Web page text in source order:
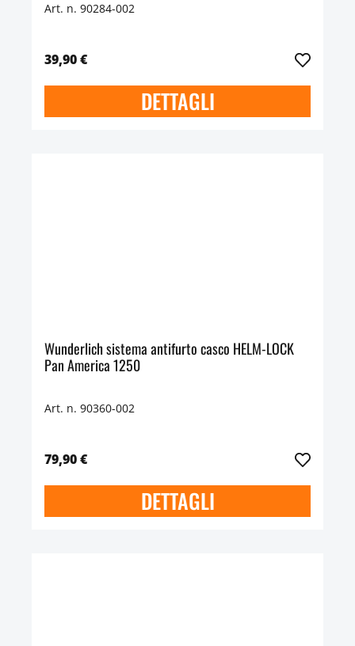
Art. n. 90284-002
39,90 €
DETTAGLI
Wunderlich sistema antifurto casco HELM-LOCK
Pan America 1250
Art. n. 90360-002
79,90 €
DETTAGLI